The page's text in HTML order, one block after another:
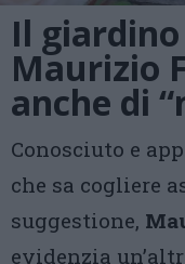
Il
Maurizio
anche di
Conosciuto e
che sa cogliere
suggestione,
evidenzia